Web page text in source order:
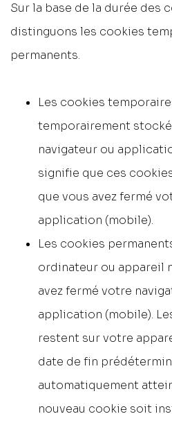
Sur la base de la durée des
distinguons les cookies
permanents.
Les cookies
temporairement
navigateur ou
signifie que ces
que vous avez fermé
application (mobile).
Les cookies
ordinateur ou appareil
avez fermé votre
application (mobile).
restent sur votre
date de fin
automatiquement
nouveau cookie soit